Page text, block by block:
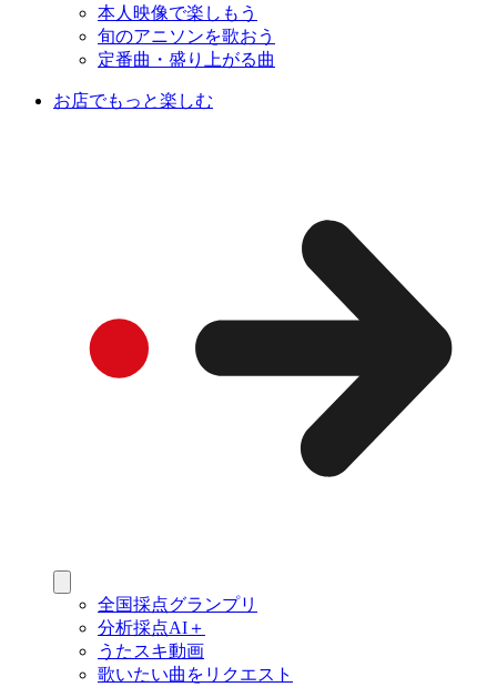
本人映像で楽しもう
旬のアニソンを歌おう
定番曲・盛り上がる曲
お店でもっと楽しむ
全国採点グランプリ
分析採点AI＋
うたスキ動画
歌いたい曲をリクエスト